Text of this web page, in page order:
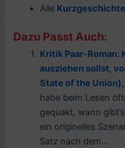
Alle
Dazu Passt Auch:
Kritik Paar-Roman:
ausziehen sollst,
State of the
habe beim Lesen
gequakt, wann
ein originelles
Satz nach dem...